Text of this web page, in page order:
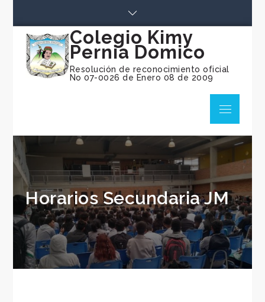
content
Colegio Kimy
Pernia Domico
Resolución de reconocimiento oficial
No 07-0026 de Enero 08 de 2009
Menu
Horarios Secundaria JM